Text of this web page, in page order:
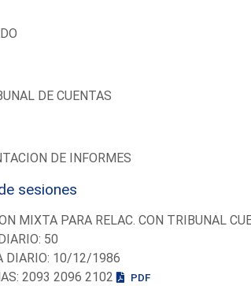
DE CUENTAS
DE INFORMES
sesiones
MIXTA PARA RELAC. CON TRIBUNAL
50
DIARIO: 10/12/1986
2093 2096 2102
PDF